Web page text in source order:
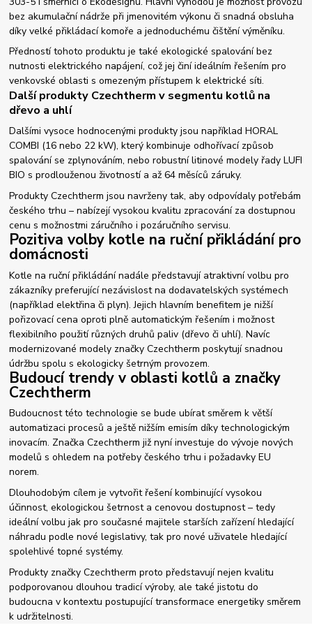
bez akumulační nádrže při jmenovitém výkonu či snadná obsluha
díky velké přikládací komoře a jednoduchému čištění výměníku.
Předností tohoto produktu je také ekologické spalování bez
nutnosti elektrického napájení, což jej činí ideálním řešením pro
venkovské oblasti s omezeným přístupem k elektrické síti.
Další produkty Czechtherm v segmentu kotlů na
dřevo a uhlí
Dalšími vysoce hodnocenými produkty jsou například HORAL
COMBI (16 nebo 22 kW), který kombinuje odhořívací způsob
spalování se zplynováním, nebo robustní litinové modely řady LUFI
BIO s prodlouženou životností a až 64 měsíců záruky.
Produkty Czechtherm jsou navrženy tak, aby odpovídaly potřebám
českého trhu – nabízejí vysokou kvalitu zpracování za dostupnou
cenu s možnostmi záručního i pozáručního servisu.
Pozitiva volby kotle na ruční přikládání pro
domácnosti
Kotle na ruční přikládání nadále představují atraktivní volbu pro
zákazníky preferující nezávislost na dodavatelských systémech
(například elektřina či plyn). Jejich hlavním benefitem je nižší
pořizovací cena oproti plně automatickým řešením i možnost
flexibilního použití různých druhů paliv (dřevo či uhlí). Navíc
modernizované modely značky Czechtherm poskytují snadnou
údržbu spolu s ekologicky šetrným provozem.
Budoucí trendy v oblasti kotlů a značky
Czechtherm
Budoucnost této technologie se bude ubírat směrem k větší
automatizaci procesů a ještě nižším emisím díky technologickým
inovacím. Značka Czechtherm již nyní investuje do vývoje nových
modelů s ohledem na potřeby českého trhu i požadavky EU
norem.
Dlouhodobým cílem je vytvořit řešení kombinující vysokou
účinnost, ekologickou šetrnost a cenovou dostupnost – tedy
ideální volbu jak pro současné majitele starších zařízení hledající
náhradu podle nové legislativy, tak pro nové uživatele hledající
spolehlivé topné systémy.
Produkty značky Czechtherm proto představují nejen kvalitu
podporovanou dlouhou tradicí výroby, ale také jistotu do
budoucna v kontextu postupující transformace energetiky směrem
k udržitelnosti.